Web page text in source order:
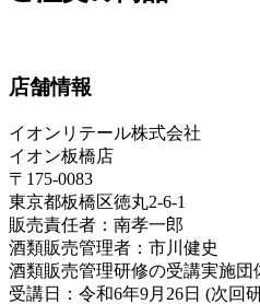
店舗情報
イオンリテール株式会社
イオン板橋店
〒175-0083
東京都板橋区徳丸2-6-1
販売責任者：南孝一郎
酒類販売管理者：市川健史
酒類販売管理研修の受講実施団
受講日：令和6年9月26日 (次回